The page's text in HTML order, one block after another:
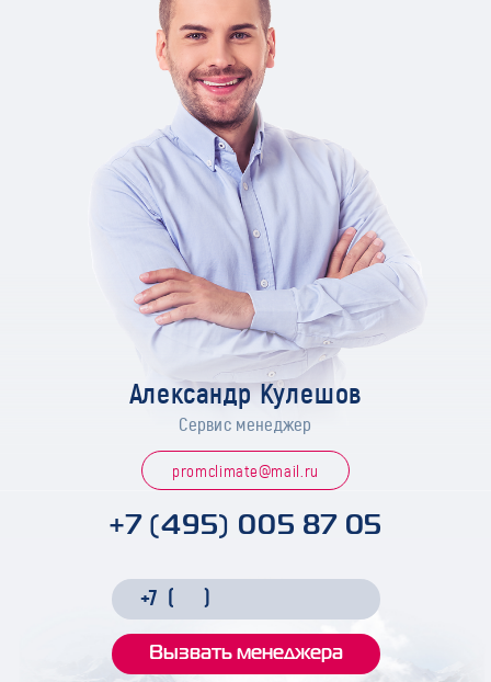
Александр Кулешов
Сервис менеджер
promclimate@mail.ru
+7 (495) 005 87 05